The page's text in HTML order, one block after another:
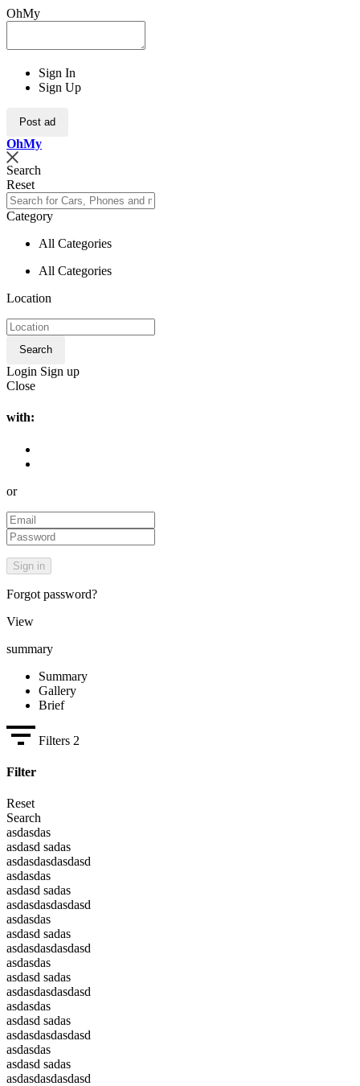
OhMy
Sign In
Sign Up
Post ad
OhMy
Search
Reset
Category
All Categories
All Categories
Location
Search
Login Sign up
Close
with:
or
Forgot password?
View
summary
Summary
Gallery
Brief
Filters 2
Filter
Reset
Search
asdasdas
asdasd sadas
asdasdasdasdasd
asdasdas
asdasd sadas
asdasdasdasdasd
asdasdas
asdasd sadas
asdasdasdasdasd
asdasdas
asdasd sadas
asdasdasdasdasd
asdasdas
asdasd sadas
asdasdasdasdasd
asdasdas
asdasd sadas
asdasdasdasdasd